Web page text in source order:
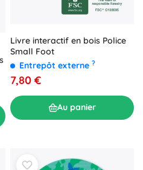
Livre interactif en bois Police
Small Foot
Entrepôt externe ?
7,80 €
Au panier